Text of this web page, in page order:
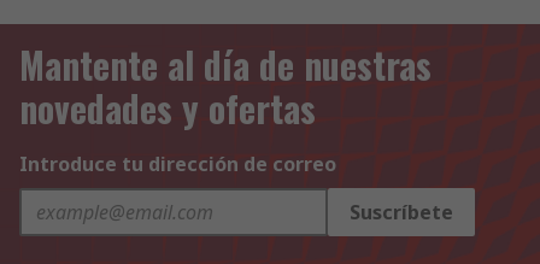
Mantente al día de nuestras
novedades y ofertas
Introduce tu dirección de correo
Suscríbete